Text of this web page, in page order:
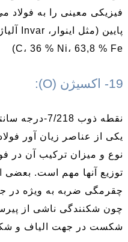
فیزیکی معینی را به فولاد
C، 36 % Ni، 63,8 % Fe)
19- اکسیژن (O):
نقطه ذوب 7/218-درجه سانتیگراد
یکی از عناصر زیان آور
نوع و میزان ترکیب آن در
توزیع آنها مهم است.
چقرمگی ضربه به ویژه در
چون شکنندگی ناشی از
شکست در جهت الیاف و